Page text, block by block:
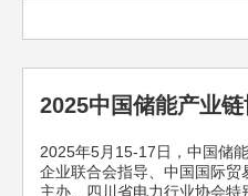
2025中国储能产业
2025年5月15-17日，中国储
企业联合会指导、中国国际
主办、四川省电力行业协会特